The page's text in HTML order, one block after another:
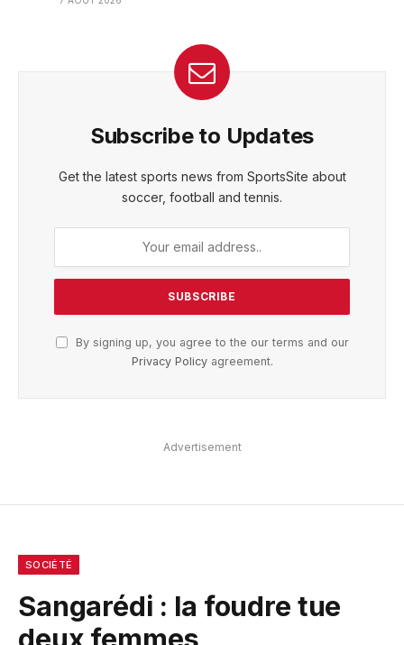
Subscribe to Updates
Get the latest sports news from SportsSite about
soccer, football and tennis.
By signing up, you agree to the our terms and our
Privacy Policyagreement.
Advertisement
SOCIÉTÉ
Sangarédi : la foudre tue
deux femmes